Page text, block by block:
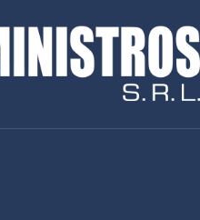
Producto: Original
ventas@jynsuministros.com
WhatsApp: 51 991 864 930